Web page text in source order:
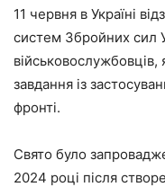
11 червня в Україні
систем Збройних сил
завдання із
фронті.
Свято було
2024 році після